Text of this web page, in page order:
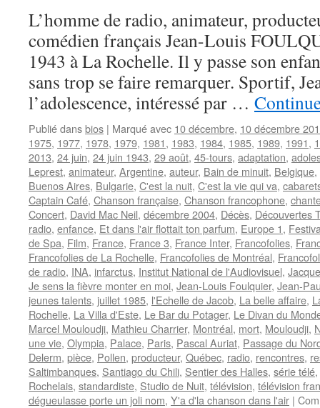
L’homme de radio, animateur,
comédien français Jean-Louis
1943 à La Rochelle. Il y passe son
sans trop se faire remarquer. Sportif,
l’adolescence, intéressé par …
Publié dansbios | Marqué avec 10 décembre, 10 décembre
1975, 1977, 1978, 1979, 1981, 1983, 1984, 1985, 1989, 1991,
2013, 24 juin, 24 juin 1943, 29 août, 45-tours, adaptation,
Leprest, animateur, Argentine, auteur, Bain de minuit, Belgique,
Buenos Aires, Bulgarie, C'est la nuit, C'est la vie qui va,
Captain Café, Chanson française, Chanson francophone,
Concert, David Mac Neil, décembre 2004, Décès, Découvertes
radio, enfance, Et dans l'air flottait ton parfum, Europe 1,
de Spa, Film, France, France 3, France Inter, Francofolies,
Francofolies de La Rochelle, Francofolies de Montréal,
de radio, INA, infarctus, Institut National de l'Audiovisuel,
Je sens la fièvre monter en moi, Jean-Louis Foulquier, Jean-
jeunes talents, juillet 1985, l'Echelle de Jacob, La belle affaire,
Rochelle, La Villa d'Este, Le Bar du Potager, Le Divan du
Marcel Mouloudji, Mathieu Charrier, Montréal, mort, Mouloudji,
une vie, Olympia, Palace, Paris, Pascal Auriat, Passage du
Delerm, pièce, Pollen, producteur, Québec, radio, rencontres,
Saltimbanques, Santiago du Chili, Sentier des Halles, série télé,
Rochelais, standardiste, Studio de Nuit, télévision, télévision
dégueulasse porte un joli nom, Y'a d'la chanson dans l'air |